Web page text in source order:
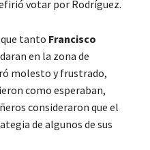
votar por Rodríguez.
tanto Francisco
en la zona de
molesto y frustrado,
como esperaban,
consideraron que el
de algunos de sus